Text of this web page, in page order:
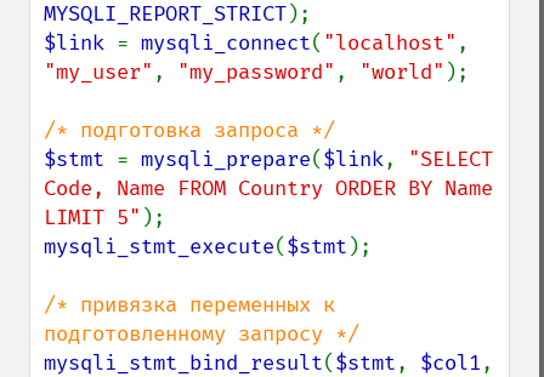
MYSQLI_REPORT_STRICT
$link = mysqli_connect( "localhost"
"my_user" , "my_password" , "world" );
$stmt = mysqli_prepare($link, "SELECT
Code, Name FROM Country ORDER BY Name
LIMIT 5"
mysqli_stmt_execute($stmt );
/* привязка переменных к
mysqli_stmt_bind_result($stmt, $col1